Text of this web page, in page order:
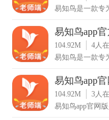
3. 创建知识卡片：将
4. 全局搜索：支持全
或文件。
【易知鸟app内容】
1. 笔记管理：包括文
易知鸟是一款专
易知鸟app
104.92M 4人
易知鸟是一款专
易知鸟app官
104.92M 3人
易知鸟app官网